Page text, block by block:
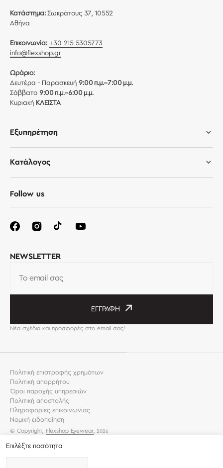
Επιλέξτε ποσότητα
Κατάστημα:Σωκράτους 37, 10552
Αθήνα
Επικοινωνία: +30 215 5305773
info@flexshop.gr
Ωράριο:
Δευτέρα - Παρασκευή 9:00 π.μ.–7:00 μ.μ.
Σάββατο 9:00 π.μ.–6:00 μ.μ.
Κυριακή ΚΛΕΙΣΤΑ
Εξυπηρέτηση
Κατάλογος
NEWSLETTER
Το email σας
ΕΓΓΡΑΦΉ
Νέα σχέδια και προσφορές στο email σας!
Follow us
Πολιτική επιστροφής χρημάτων
Πολιτική απορρήτου
Όροι παροχής υπηρεσιών
Πολιτική αποστολής
Πληροφορίες επικοινωνίας
Νομική ειδοποίηση
© Copyright, Flexshop Eyewear, 2026